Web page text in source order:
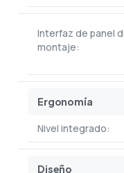
Interfaz de panel
montaje:
Ergonomía
Nivel integrado:
Diseño